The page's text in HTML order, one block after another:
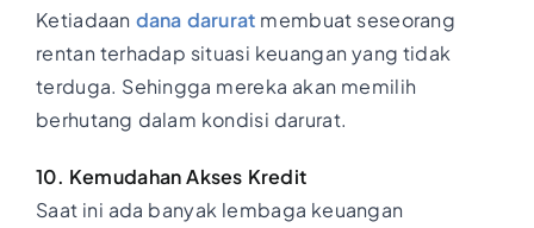
Ketiadaan dana darurat membuat seseorang
rentan terhadap situasi keuangan yang tidak
terduga. Sehingga mereka akan memilih
berhutang dalam kondisi darurat.
10. Kemudahan Akses Kredit
Saat ini ada banyak lembaga keuangan